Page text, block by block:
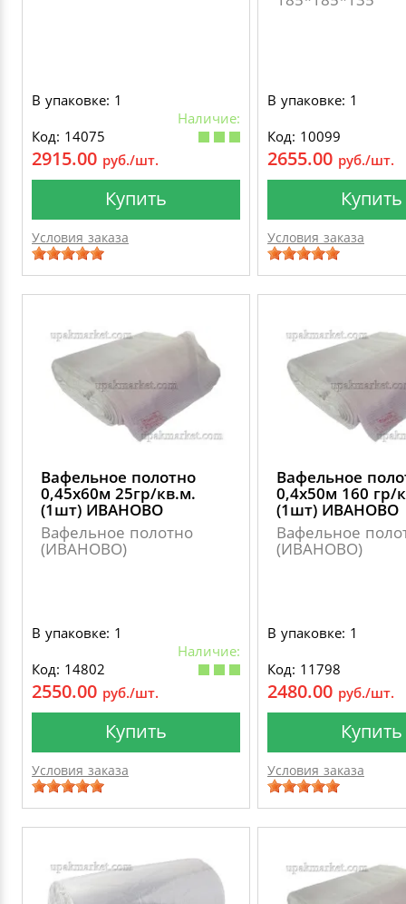
В упаковке: 1
Наличие:
Код: 14075
2915.00 руб./шт.
Купить
Условия заказа
В упаковке: 1
Код: 10099
2655.00 руб./шт.
Купить
Условия заказа
Вафельное полотно
0,45х60м 25гр/кв.м.
(1шт) ИВАНОВО
Вафельное полотно
(ИВАНОВО)
В упаковке: 1
Наличие:
Код: 14802
2550.00 руб./шт.
Купить
Условия заказа
Вафельное
0,4х50м 160 гр/
(1шт) ИВАНОВО
Вафельное
(ИВАНОВО)
В упаковке: 1
Код: 11798
2480.00 руб./шт.
Купить
Условия заказа